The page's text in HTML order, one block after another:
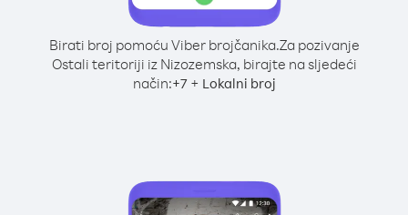
Birati broj pomoću Viber brojčanika.Za pozivanje
Ostali teritoriji iz Nizozemska, birajte na sljedeći
način:+7+ Lokalni broj